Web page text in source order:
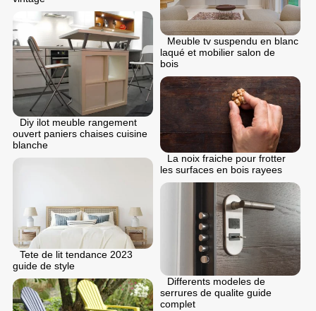
Meuble tv suspendu en blanc
laqué et mobilier salon de
bois
Diy ilot meuble rangement
ouvert paniers chaises cuisine
blanche
La noix fraiche pour frotter
les surfaces en bois rayees
Tete de lit tendance 2023
guide de style
Differents modeles de
serrures de qualite guide
complet